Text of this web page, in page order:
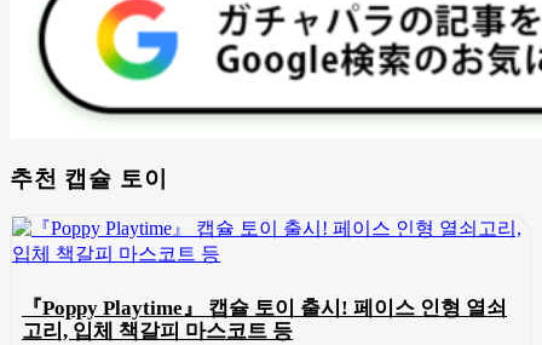
추천 캡슐 토이
『Poppy Playtime』 캡슐 토이 출시! 페이스 인형 열쇠
고리, 입체 책갈피 마스코트 등